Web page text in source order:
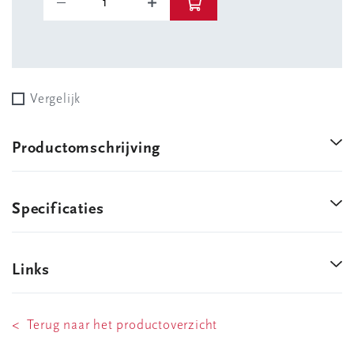
Vergelijk
Productomschrijving
Specificaties
Links
< Terug naar het productoverzicht